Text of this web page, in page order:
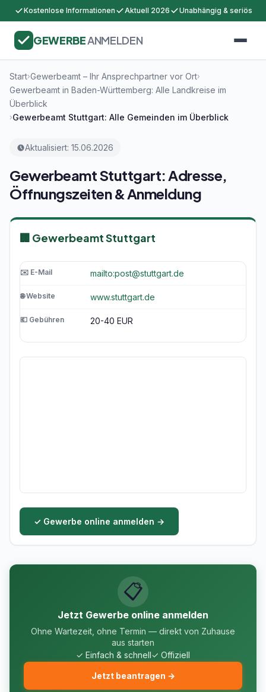
Kostenlose Informationen Aktuell 2026 Unabhängig & seriös
GEWERBEANMELDEN
Start›Gewerbeamt – Ihr Ansprechpartner vor Ort›
Gewerbeamt in Baden-Württemberg: Alle Landkreise im
Überblick
›Gewerbeamt Stuttgart: Alle Gemeinden im Überblick
Aktualisiert: 15.06.2026
Gewerbeamt Stuttgart: Adresse,
Öffnungszeiten & Anmeldung
🏢 Gewerbeamt Stuttgart
✉️ E-Mail mailto:post@stuttgart.de
🌐 Website www.stuttgart.de
💶 Gebühren 20-40 EUR
✓ Gewerbe online anmelden →
📋
Jetzt Gewerbe online anmelden
Ohne Wartezeit, ohne Termin — direkt von Zuhause
aus starten
✓ Einfach & schnell✓ Offiziell
Jetzt beantragen →